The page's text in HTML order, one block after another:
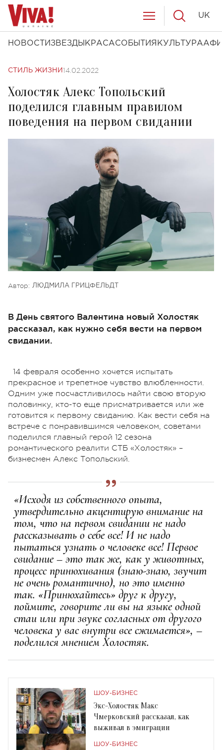
НОВОСТИ ЗВЕЗДЫ КРАСАСОБЫТИЯ КУЛЬТУРА
UK
СТИЛЬ ЖИЗНИ 14.02.2022
Холостяк Алекс Топольский
поделился главным правилом
поведения на первом свидании
Автор: ЛЮДМИЛА ГРИЦФЕЛЬДТ
В День святого Валентина новый Холостяк
рассказал, как нужно себя вести на первом
свидании.
14 февраля особенно хочется испытать
прекрасное и трепетное чувство влюбленности.
Одним уже посчастливилось найти свою вторую
половинку, кто-то еще присматривается или же
готовится к первому свиданию. Как вести себя на
встрече с понравившимся человеком, советами
поделился главный герой 12 сезона
романтического реалити СТБ «Холостяк» –
бизнесмен Алекс Топольский.
«Исходя из собственного опыта,
утвердительно акцентирую внимание на
том, что на первом свидании не надо
рассказывать о себе все! И не надо
пытаться узнать о человеке все! Первое
свидание – это так же, как у животных,
процесс принюхивания (знаю-знаю, звучит
не очень романтично), но это именно
так. «Принюхайтесь» друг к другу,
поймите, говорите ли вы на языке одной
стаи или при звуке согласных от другого
человека у вас внутри все сжимается», –
поделился мнением Холостяк.
ШОУ-БИЗНЕС
Экс-Холостяк Макс
Чмерковский рассказал, как
выживал в эмиграции
ШОУ-БИЗНЕС